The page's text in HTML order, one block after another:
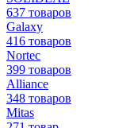
637 товаров
Galaxy
416 товаров
Nortec
399 товаров
Alliance
348 товаров
Mitas